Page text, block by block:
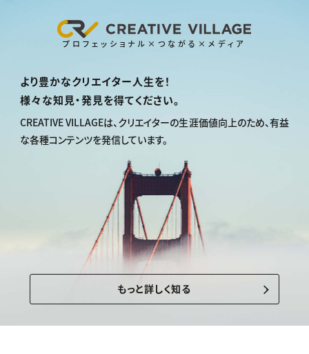
プロフェッショナル×つながる×メディア
より豊かなクリエイター人生を！
様々な知見・発見を得てください。
CREATIVE VILLAGEは、クリエイターの生涯価値向上のため、有益
な各種コンテンツを発信しています。
もっと詳しく知る